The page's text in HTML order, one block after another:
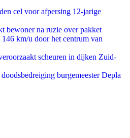
cel voor afpersing 12-jarige
bewoner na ruzie over pakket
km/u door het centrum van
scheuren in dijken Zuid-
burgemeester Depla